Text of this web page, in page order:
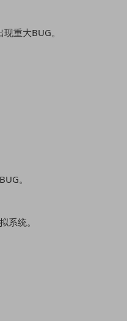
重大BUG。
。
系统。